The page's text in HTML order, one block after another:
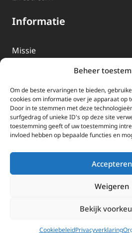
Beheer
Om de beste ervaringen te bieden,
cookies om informatie over je apparaat op
Door in te stemmen met deze
surfgedrag of unieke ID's op deze site
toestemming geeft of uw toestemming
invloed hebben op bepaalde functies en
Accepteren
Weigeren
Bekijk
CookiebeleidPrivacyverklaring
Informatie
Missie
EWTN-Team
Organisatiegegevens
Doneren
EWTN wordt uitsluitend
Wij ontvangen bewust geen
Landen |Cookies|